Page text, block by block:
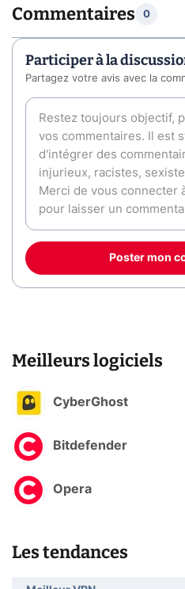
Commentaires 0
Participer à la
Partagez votre avis avec la
Poster mon
Meilleurs logiciels
CyberGhost
Bitdefender
Opera
Les tendances